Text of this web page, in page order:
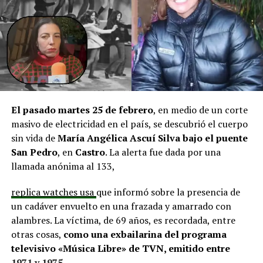
aprobadas que aún esperan financiamiento, como la
infraestructura del Club Deportivo Bernardo O’Higgins
y el cierre perimetral del Club Deportivo Aucar, obras
fundamentales para el desarrollo comunitario.
El alcalde de Quemchi, Javier Ugarte, expresó una
situación similar, señalando que en su comuna tienen
proyectos elegibles tanto en PMU como en PMB, pero
que hasta la fecha no han recibido respuesta clara sobre
si se entregarán los recursos. “Preocupa esta situación,
estos son proyectos que vienen trabajándose desde
hace tiempo y que hoy están en riesgo por la falta de
En la comuna deCuraco de Vélez, la alcaldesa Javiera
Yáñezindicó que históricamente la Subdere ha apoyado
a los municipios en diversos proyectos y que confía en
que durante el año se asignen nuevos recursos, aunque
reconoció una disminución evidente en comparación
El pasado martes 25 de febrero, en medio de un corte
masivo de electricidad en el país, se descubrió el cuerpo
sin vida deMaría Angélica Ascuí Silvabajo el puente
San Pedro, en Castro. La alerta fue dada por una
llamada anónima al 133,
replica watches usa que informó sobre la presencia de
un cadáver envuelto en una frazada y amarrado con
alambres. La víctima, de 69 años, es recordada, entre
otras cosas, como una exbailarina del programa
televisivo «Música Libre» de TVN, emitido entre